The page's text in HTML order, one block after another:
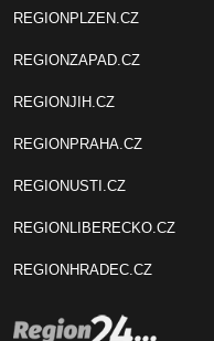
REGIONPLZEN.CZ
REGIONZAPAD.CZ
REGIONJIH.CZ
REGIONPRAHA.CZ
REGIONUSTI.CZ
REGIONLIBERECKO.CZ
REGIONHRADEC.CZ